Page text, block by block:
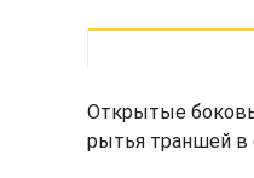
Открытые
рытья траншей в